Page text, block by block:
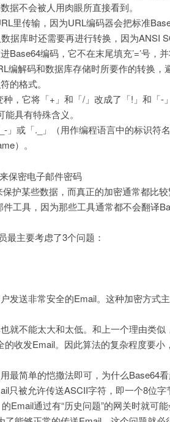
据不会被人用肉眼所直接看到。
里传输，因为URL编码器会把标准
据库时还需要再进行转换，因为ANSI
Base64编码，它不在末尾填充’=’号，
编解码和数据库存储时所要作的转换
的格式。
，它将「+」和「/」改成了「!」和「
具有特殊含义。
」或「._」（用作编程语言中的标识符
）。
保密电子邮件密码
护某些数据，而真正的加密通常都比较
工具，因为那些工具通常都不会翻译
最主要考虑了3个问题：
发送非常安全的Email。这种加密方式
就不能太大和太低。和上一个理由类
收发Email。因此算法的复杂程度要
最简单的恺撒法即可，为什么Base64
只被允许传送ASCII字符，即一个8位
Email通过有“历史问题”的网关时就可